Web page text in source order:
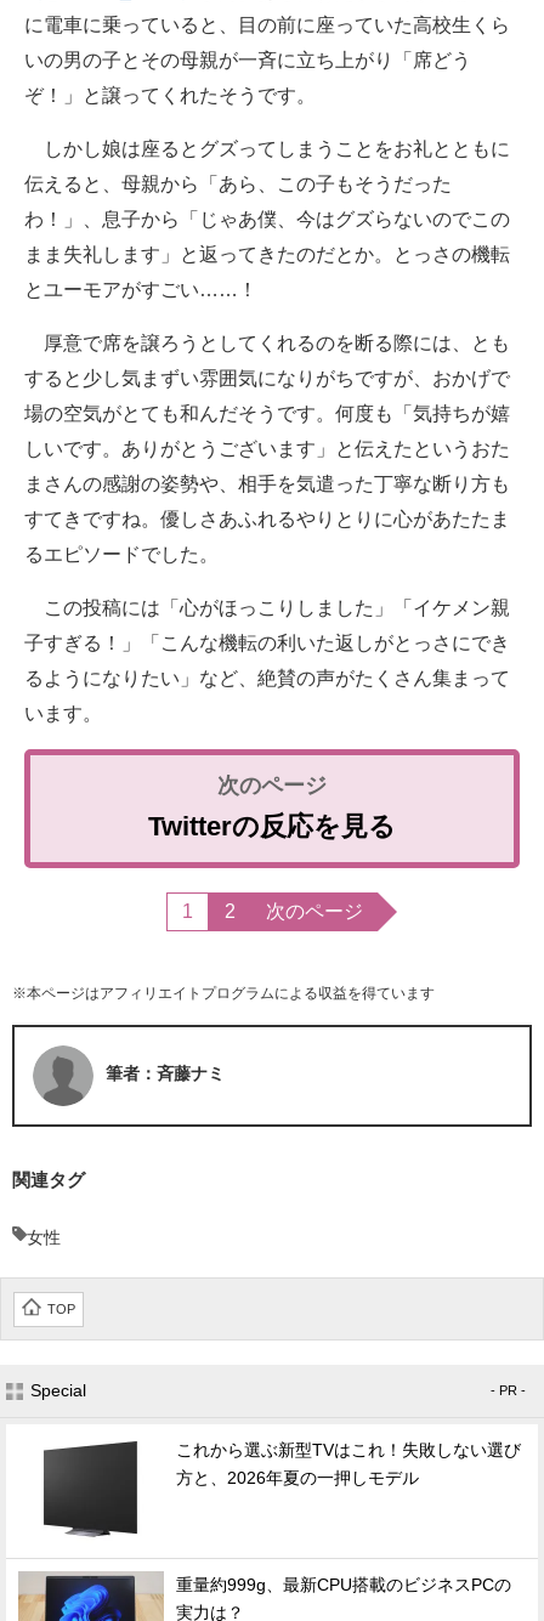
に電車に乗っていると、目の前に座っていた高校生くら
いの男の子とその母親が一斉に立ち上がり「席どう
ぞ！」と譲ってくれたそうです。
しかし娘は座るとグズってしまうことをお礼とともに
伝えると、母親から「あら、この子もそうだった
わ！」、息子から「じゃあ僕、今はグズらないのでこの
まま失礼します」と返ってきたのだとか。とっさの機転
とユーモアがすごい……！
厚意で席を譲ろうとしてくれるのを断る際には、とも
すると少し気まずい雰囲気になりがちですが、おかげで
場の空気がとても和んだそうです。何度も「気持ちが嬉
しいです。ありがとうございます」と伝えたというおた
まさんの感謝の姿勢や、相手を気遣った丁寧な断り方も
すてきですね。優しさあふれるやりとりに心があたたま
るエピソードでした。
この投稿には「心がほっこりしました」「イケメン親
子すぎる！」「こんな機転の利いた返しがとっさにでき
るようになりたい」など、絶賛の声がたくさん集まって
います。
Twitterの反応を見る
1 2 次のページ
※本ページはアフィリエイトプログラムによる収益を得ています
筆者：斉藤ナミ
関連タグ
女性
TOP
Special - PR -
これから選ぶ新型TVはこれ！失敗しない選び
方と、2026年夏の一押しモデル
重量約999g、最新CPU搭載のビジネスPCの
実力は？